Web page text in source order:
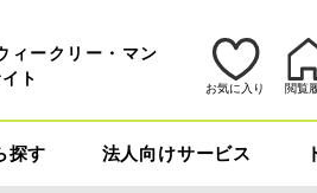
ィークリー・マン
ト
お気に入り 閲覧
探す 法人向けサービス